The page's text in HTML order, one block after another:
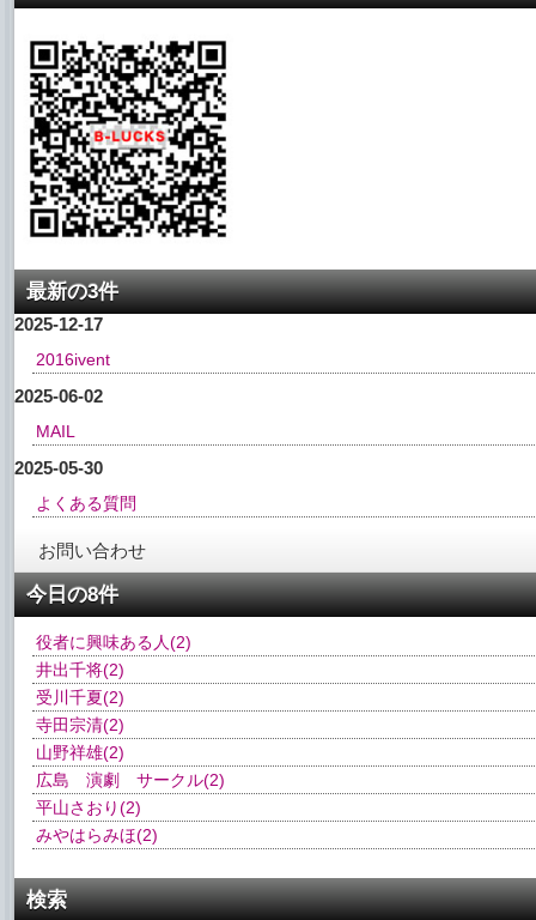
最新の3件
2025-12-17
2016ivent
2025-06-02
MAIL
2025-05-30
よくある質問
お問い合わせ
今日の8件
役者に興味ある人(2)
井出千将(2)
受川千夏(2)
寺田宗清(2)
山野祥雄(2)
広島 演劇 サークル(2)
平山さおり(2)
みやはらみほ(2)
検索